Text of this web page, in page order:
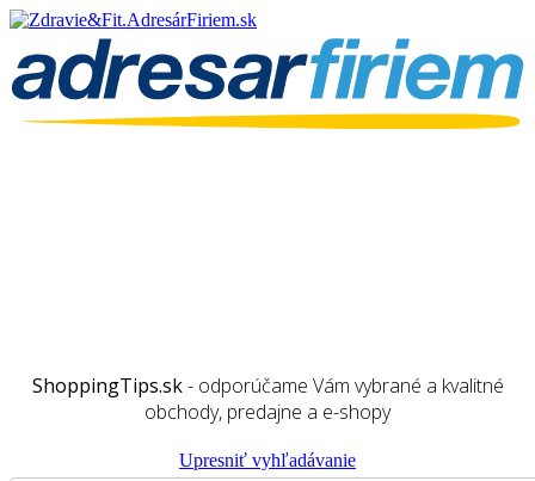
ShoppingTips.sk- odporúčame Vám vybrané a kvalitné
obchody, predajne a e-shopy
Upresniť vyhľadávanie